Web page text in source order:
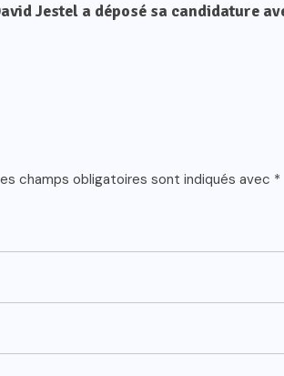
Jestel a déposé sa candidature
champs obligatoires sont indiqués avec *